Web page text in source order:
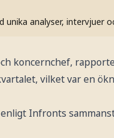
unika analyser, intervjuer
koncernchef,
vilket var en
Infronts